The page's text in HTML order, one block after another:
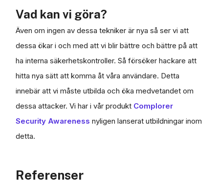
Vad kan vi göra?
Även om ingen av dessa tekniker är nya så ser vi att
dessa ökar i och med att vi blir bättre och bättre på att
ha interna säkerhetskontroller. Så försöker hackare att
hitta nya sätt att komma åt våra användare. Detta
innebär att vi måste utbilda och öka medvetandet om
dessa attacker. Vi har i vår produkt Complorer
Security Awareness nyligen lanserat utbildningar inom
detta.
Referenser